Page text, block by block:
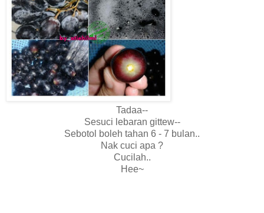
Tadaa--
Sesuci lebaran gittew--
Sebotol boleh tahan 6 - 7 bulan..
Nak cuci apa ?
Cucilah..
Hee~